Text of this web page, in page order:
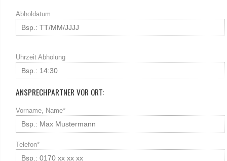
Abholdatum
Uhrzeit Abholung
ANSPRECHPARTNER VOR ORT:
Vorname, Name*
Telefon*